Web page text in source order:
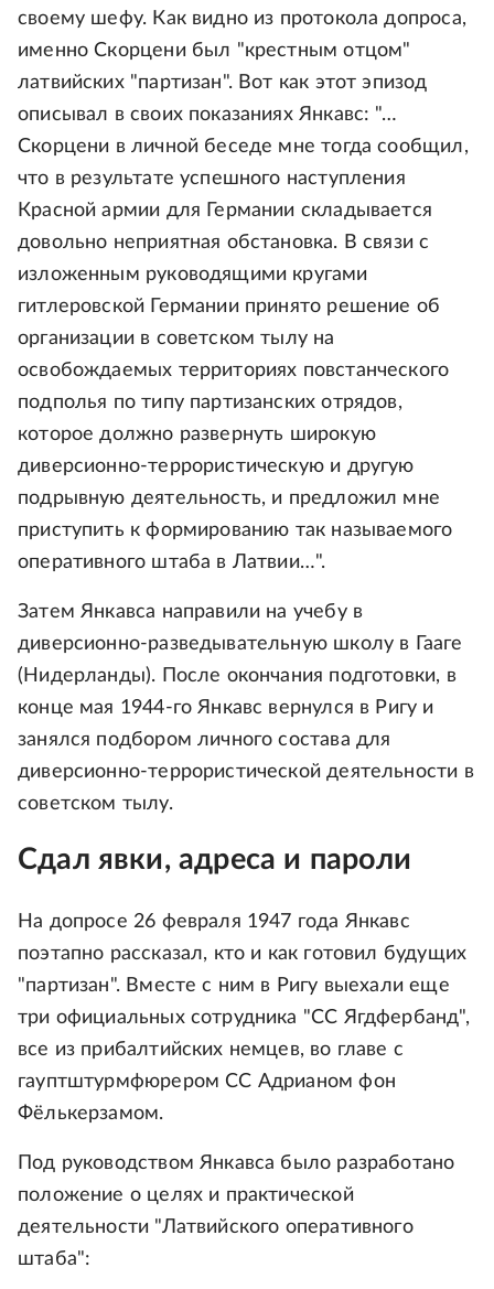
своему шефу. Как видно из протокола допроса,
именно Скорцени был "крестным отцом"
латвийских "партизан". Вот как этот эпизод
описывал в своих показаниях Янкавс: "…
Скорцени в личной беседе мне тогда сообщил,
что в результате успешного наступления
Красной армии для Германии складывается
довольно неприятная обстановка. В связи с
изложенным руководящими кругами
гитлеровской Германии принято решение об
организации в советском тылу на
освобождаемых территориях повстанческого
подполья по типу партизанских отрядов,
которое должно развернуть широкую
диверсионно-террористическую и другую
подрывную деятельность, и предложил мне
приступить к формированию так называемого
оперативного штаба в Латвии…".
Затем Янкавса направили на учебу в
диверсионно-разведывательную школу в Гааге
(Нидерланды). После окончания подготовки, в
конце мая 1944-го Янкавс вернулся в Ригу и
занялся подбором личного состава для
диверсионно-террористической деятельности в
советском тылу.
Сдал явки, адреса и пароли
На допросе 26 февраля 1947 года Янкавс
поэтапно рассказал, кто и как готовил будущих
"партизан". Вместе с ним в Ригу выехали еще
три официальных сотрудника "СС Ягдфербанд",
все из прибалтийских немцев, во главе с
гауптштурмфюрером СС Адрианом фон
Фёлькерзамом.
Под руководством Янкавса было разработано
положение о целях и практической
деятельности "Латвийского оперативного
штаба":